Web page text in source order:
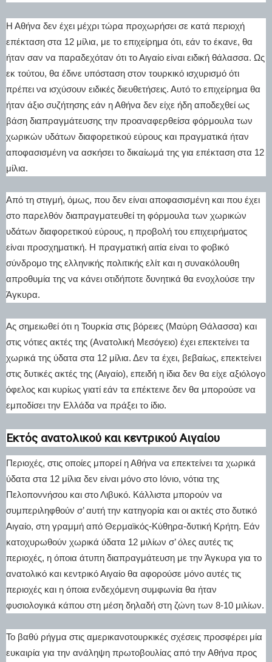
Η Αθήνα δεν έχει μέχρι τώρα προχωρήσει σε κατά περιοχή
επέκταση στα 12 μίλια, με το επιχείρημα ότι, εάν το έκανε, θα
ήταν σαν να παραδεχόταν ότι το Αιγαίο είναι ειδική θάλασσα. Ως
εκ τούτου, θα έδινε υπόσταση στον τουρκικό ισχυρισμό ότι
πρέπει να ισχύσουν ειδικές διευθετήσεις. Αυτό το επιχείρημα θα
ήταν άξιο συζήτησης εάν η Αθήνα δεν είχε ήδη αποδεχθεί ως
βάση διαπραγμάτευσης την προαναφερθείσα φόρμουλα των
χωρικών υδάτων διαφορετικού εύρους και πραγματικά ήταν
αποφασισμένη να ασκήσει το δικαίωμά της για επέκταση στα 12
μίλια.
Από τη στιγμή, όμως, που δεν είναι αποφασισμένη και που έχει
στο παρελθόν διαπραγματευθεί τη φόρμουλα των χωρικών
υδάτων διαφορετικού εύρους, η προβολή του επιχειρήματος
είναι προσχηματική. Η πραγματική αιτία είναι το φοβικό
σύνδρομο της ελληνικής πολιτικής ελίτ και η συνακόλουθη
απροθυμία της να κάνει οτιδήποτε δυνητικά θα ενοχλούσε την
Άγκυρα.
Ας σημειωθεί ότι η Τουρκία στις βόρειες (Μαύρη Θάλασσα) και
στις νότιες ακτές της (Ανατολική Μεσόγειο) έχει επεκτείνει τα
χωρικά της ύδατα στα 12 μίλια. Δεν τα έχει, βεβαίως, επεκτείνει
στις δυτικές ακτές της (Αιγαίο), επειδή η ίδια δεν θα είχε αξιόλογο
όφελος και κυρίως γιατί εάν τα επέκτεινε δεν θα μπορούσε να
εμποδίσει την Ελλάδα να πράξει το ίδιο.
Εκτός ανατολικού και κεντρικού Αιγαίου
Περιοχές, στις οποίες μπορεί η Αθήνα να επεκτείνει τα χωρικά
ύδατα στα 12 μίλια δεν είναι μόνο στο Ιόνιο, νότια της
Πελοποννήσου και στο Λιβυκό. Κάλλιστα μπορούν να
συμπεριληφθούν σ’ αυτή την κατηγορία και οι ακτές στο δυτικό
Αιγαίο, στη γραμμή από Θερμαϊκός-Κύθηρα-δυτική Κρήτη. Εάν
κατοχυρωθούν χωρικά ύδατα 12 μιλίων σ’ όλες αυτές τις
περιοχές, η όποια άτυπη διαπραγμάτευση με την Άγκυρα για το
ανατολικό και κεντρικό Αιγαίο θα αφορούσε μόνο αυτές τις
περιοχές και η όποια ενδεχόμενη συμφωνία θα ήταν
φυσιολογικά κάπου στη μέση δηλαδή στη ζώνη των 8-10 μιλίων.
Το βαθύ ρήγμα στις αμερικανοτουρκικές σχέσεις προσφέρει μία
ευκαιρία για την ανάληψη πρωτοβουλίας από την Αθήνα προς